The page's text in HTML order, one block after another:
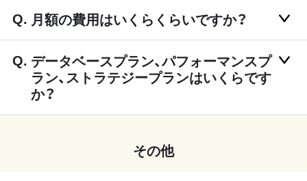
月額の費用はいくらくらいですか？
データベースプラン、パフォーマンスプ
ラン、ストラテジープランはいくらです
か？
その他